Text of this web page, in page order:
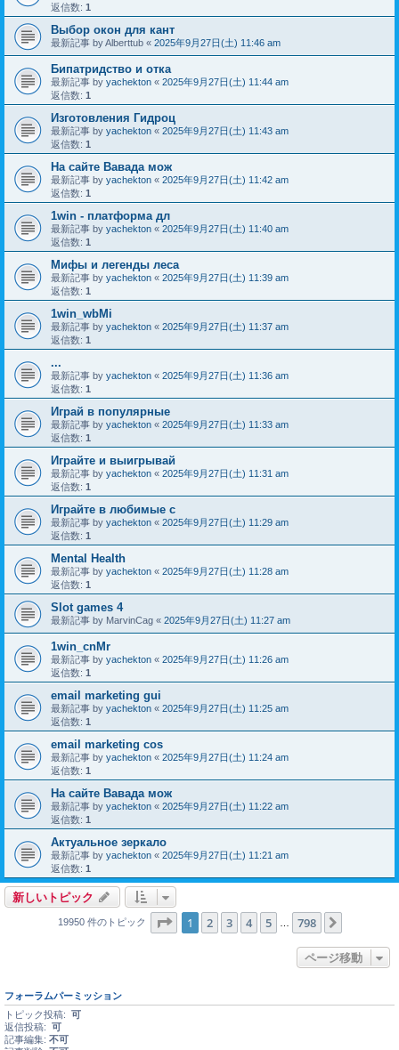
返信数: 1
Выбор окон для кант
最新記事 byAlberttub « 2025年9月27日(土) 11:46 am
Бипатридство и отка
最新記事 by yachekton « 2025年9月27日(土) 11:44 am
返信数: 1
Изготовления Гидроц
最新記事 by yachekton « 2025年9月27日(土) 11:43 am
返信数: 1
На сайте Вавада мож
最新記事 by yachekton « 2025年9月27日(土) 11:42 am
返信数: 1
1win - платформа дл
最新記事 by yachekton « 2025年9月27日(土) 11:40 am
返信数: 1
Мифы и легенды леса
最新記事 by yachekton « 2025年9月27日(土) 11:39 am
返信数: 1
1win_wbMi
最新記事 by yachekton « 2025年9月27日(土) 11:37 am
返信数: 1
...
最新記事 by yachekton « 2025年9月27日(土) 11:36 am
返信数: 1
Играй в популярные
最新記事 by yachekton « 2025年9月27日(土) 11:33 am
返信数: 1
Играйте и выигрывай
最新記事 by yachekton « 2025年9月27日(土) 11:31 am
返信数: 1
Играйте в любимые с
最新記事 by yachekton « 2025年9月27日(土) 11:29 am
返信数: 1
Mental Health
最新記事 by yachekton « 2025年9月27日(土) 11:28 am
返信数: 1
Slot games 4
最新記事 by MarvinCag « 2025年9月27日(土) 11:27 am
1win_cnMr
最新記事 by yachekton « 2025年9月27日(土) 11:26 am
返信数: 1
email marketing gui
最新記事 by yachekton « 2025年9月27日(土) 11:25 am
返信数: 1
email marketing cos
最新記事 by yachekton « 2025年9月27日(土) 11:24 am
返信数: 1
На сайте Вавада мож
最新記事 by yachekton « 2025年9月27日(土) 11:22 am
返信数: 1
Актуальное зеркало
最新記事 by yachekton « 2025年9月27日(土) 11:21 am
返信数: 1
新しいトピック
19950 件のトピック ページ1 ／ 798
1 2 3 4 5 798
ページ移動
フォーラムパーミッション
トピック投稿: 可
返信投稿: 可
記事編集: 不可